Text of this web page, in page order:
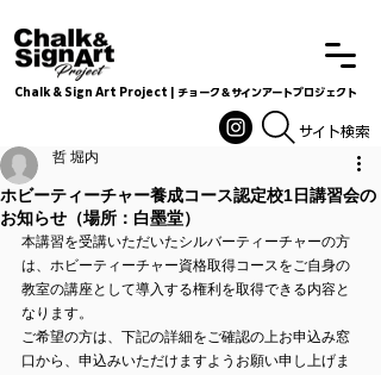
Chalk & Sign Art Project | チョーク＆サインアートプロジェクト
​​​サイト検索
ホビーティーチャー養成コース認定校1日講習会の
お知らせ（場所：白墨堂）
哲 堀内
本講習を受講いただいたシルバーティーチャーの方
は、ホビーティーチャー資格取得コースをご自身の
教室の講座として導入する権利を取得できる内容と
なります。
ご希望の方は、下記の詳細をご確認の上お申込み窓
口から、申込みいただけますようお願い申し上げま